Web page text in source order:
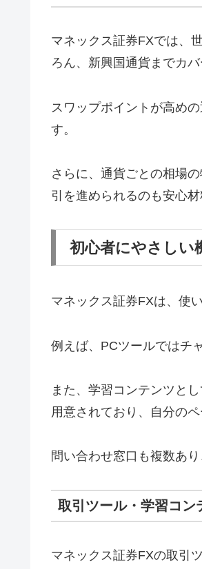
マネックス証券FXでは、
ろん、新興国通貨までカバ
スワップポイントが高め
す。
さらに、通貨ごとの相場
引を進められるのも安心材
初心者にやさしい
マネックス証券FXは、使
例えば、PCツールではチ
また、学習コンテンツと
用意されており、自分の
問い合わせ窓口も複数あ
取引ツール・学習コン
マネックス証券FXの取引